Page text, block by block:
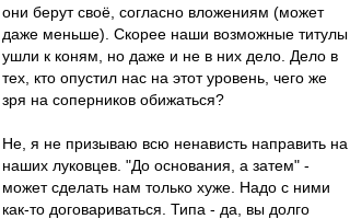
они берут своё, согласно вложениям (может
даже меньше). Скорее наши возможные титулы
ушли к коням, но даже и не в них дело. Дело в
тех, кто опустил нас на этот уровень, чего же
зря на соперников обижаться?
Не, я не призываю всю ненависть направить на
наших луковцев. "До основания, а затем" -
может сделать нам только хуже. Надо с ними
как-то договариваться. Типа - да, вы долго